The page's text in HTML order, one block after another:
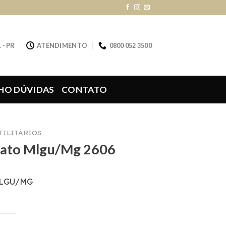
- PR ATENDIMENTO 0800 052 3500
DÚVIDAS CONTATO
Mlgu/Mg 2606
MG